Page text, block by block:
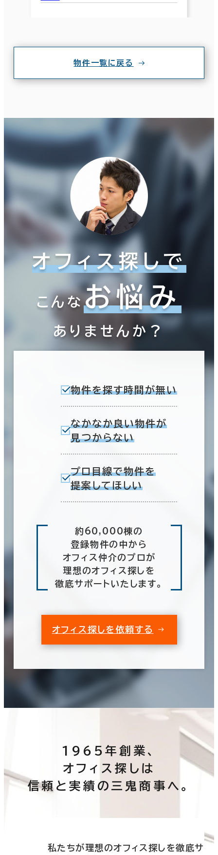
物件一覧に戻る
オフィス探しで
こんなお悩み
ありませんか？
物件を探す時間が無い
なかなか良い物件が
見つからない
プロ目線で物件を
提案してほしい
約60,000棟の
登録物件の中から
オフィス仲介のプロが
理想のオフィス探しを
徹底サポートいたします。
オフィス探しを依頼する
1965年創業、
オフィス探しは
信頼と実績の三鬼商事へ。
私たちが理想のオフィス探しを徹底サ